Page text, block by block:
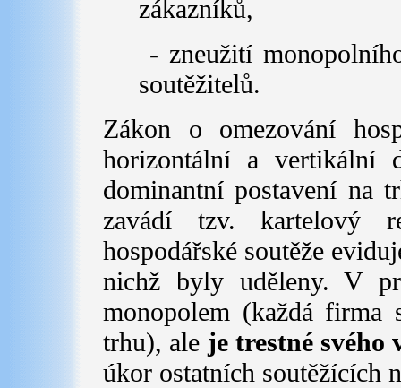
zákazníků,
- zneužití
soutěžitelů.
Zákon o omezování
horizontální a vertikální
dominantní postavení na
zavádí tzv. kartelový
hospodářské soutěže
nichž byly uděleny. V
monopolem (každá firma
trhu), ale je trestné svého
úkor ostatních soutěžících